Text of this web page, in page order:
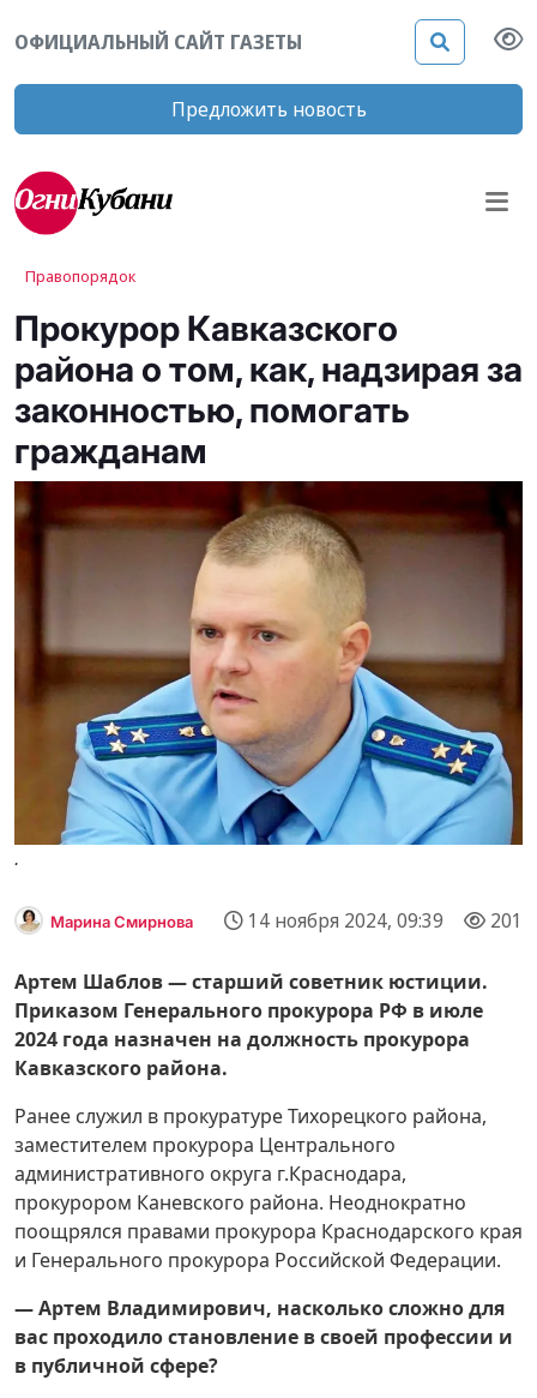
ОФИЦИАЛЬНЫЙ САЙТ ГАЗЕТЫ
Предложить новость
Правопорядок
Прокурор Кавказского
района о том, как, надзирая за
законностью, помогать
гражданам
.
Марина Смирнова 14 ноября 2024, 09:39 201
Артем Шаблов — старший советник юстиции.
Приказом Генерального прокурора РФ в июле
2024 года назначен на должность прокурора
Кавказского района.
Ранее служил в прокуратуре Тихорецкого района,
заместителем прокурора Центрального
административного округа г.Краснодара,
прокурором Каневского района. Неоднократно
поощрялся правами прокурора Краснодарского края
и Генерального прокурора Российской Федерации.
— Артем Владимирович, насколько сложно для
вас проходило становление в своей профессии и
в публичной сфере?